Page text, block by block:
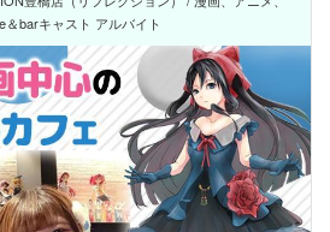
barキャスト アルバイト